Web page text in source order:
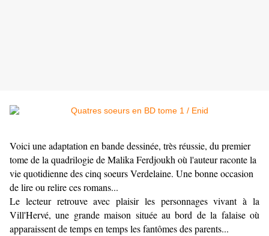
Voici une adaptation en bande dessinée, très réussie, du premier
tome de la quadrilogie de Malika Ferdjoukh où l'auteur raconte la
vie quotidienne des cinq soeurs Verdelaine. Une bonne occasion
de lire ou relire ces romans...
Le lecteur retrouve avec plaisir les personnages vivant à la
Vill'Hervé, une grande maison située au bord de la falaise où
apparaissent de temps en temps les fantômes des parents...